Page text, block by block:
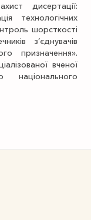
дисертації:
технологічних
шорсткості
з’єднувачів
призначення».
вченої